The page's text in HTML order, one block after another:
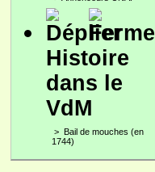
Histoire
dans le
VdM
> Bail de mouches (en
1744)